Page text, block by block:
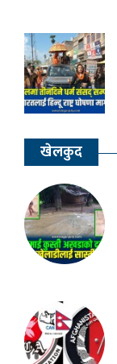
खेलकुद